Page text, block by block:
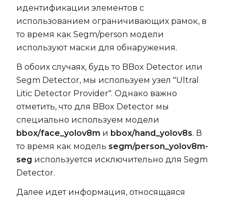
идентификации элементов с
использованием ограничивающих рамок, в
то время как Segm/person модели
используют маски для обнаружения.
В обоих случаях, будь то BBox Detector или
Segm Detector, мы используем узел "Ultral
Litic Detector Provider". Однако важно
отметить, что для BBox Detector мы
специально используем модели
bbox/face_yolov8m и bbox/hand_yolov8s. В
то время как модель segm/person_yolov8m-
seg используется исключительно для Segm
Detector.
Далее идет информация, относящаяся